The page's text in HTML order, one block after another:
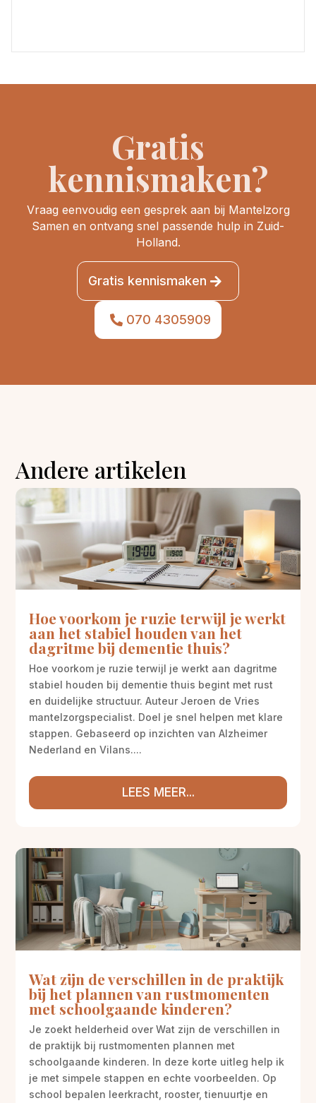
Gratis
kennismaken?
Vraag eenvoudig een gesprek aan bij Mantelzorg
Samen en ontvang snel passende hulp in Zuid-
Holland.
Gratis kennismaken
070 4305909
Andere artikelen
Hoe voorkom je ruzie terwijl je werkt
aan het stabiel houden van het
dagritme bij dementie thuis?
Hoe voorkom je ruzie terwijl je werkt aan dagritme
stabiel houden bij dementie thuis begint met rust
en duidelijke structuur. Auteur Jeroen de Vries
mantelzorgspecialist. Doel je snel helpen met klare
stappen. Gebaseerd op inzichten van Alzheimer
Nederland en Vilans....
LEES MEER...
Wat zijn de verschillen in de praktijk
bij het plannen van rustmomenten
met schoolgaande kinderen?
Je zoekt helderheid over Wat zijn de verschillen in
de praktijk bij rustmomenten plannen met
schoolgaande kinderen. In deze korte uitleg help ik
je met simpele stappen en echte voorbeelden. Op
school bepalen leerkracht, rooster, tienuurtje en